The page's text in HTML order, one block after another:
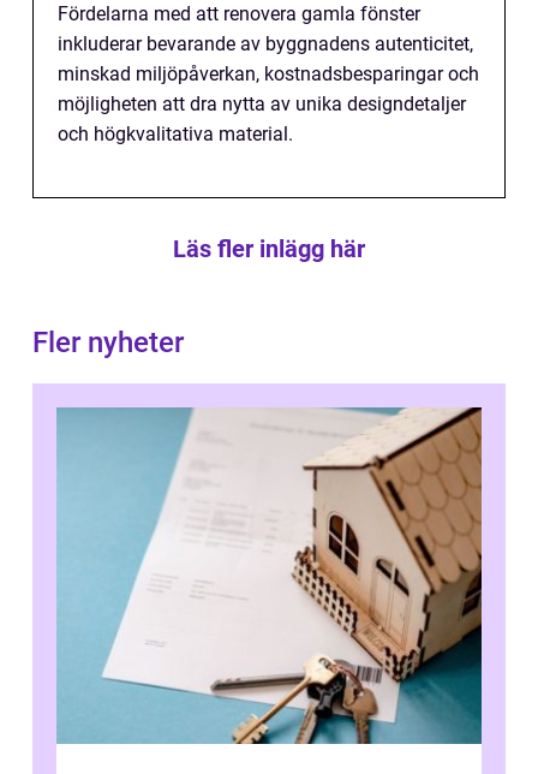
Fördelarna med att renovera gamla fönster
inkluderar bevarande av byggnadens autenticitet,
minskad miljöpåverkan, kostnadsbesparingar och
möjligheten att dra nytta av unika designdetaljer
och högkvalitativa material.
Läs fler inlägg här
Fler nyheter